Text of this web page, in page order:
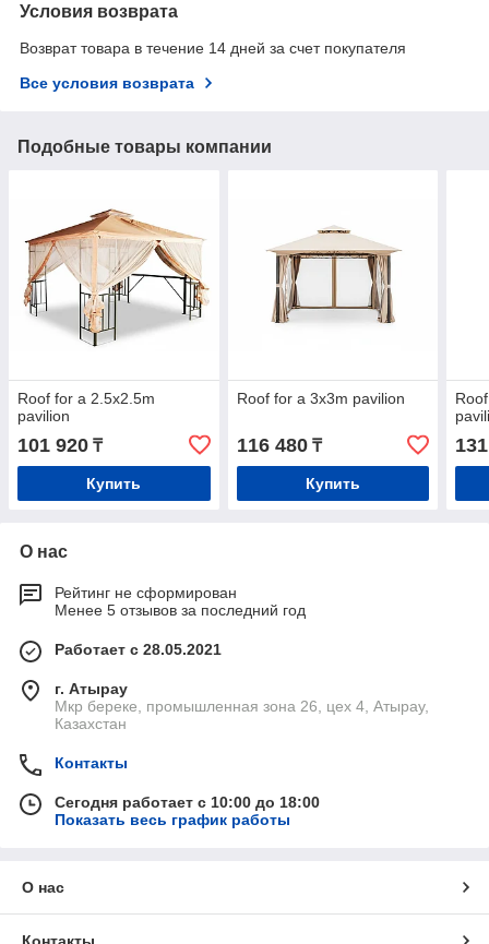
Условия возврата
Возврат товара в течение 14 дней за счет покупателя
Все условия возврата
Подобные товары компании
Roof for a 2.5x2.5m
pavilion
101 920 ₸
Купить
Roof for a 3x3m pavilion
116 480₸
Купить
О нас
Рейтинг не сформирован
Менее 5 отзывов за последний год
Работает с 28.05.2021
г. Атырау
Мкр береке, промышленная зона 26, цех 4, Атырау,
Казахстан
Контакты
Сегодня работает с 10:00 до 18:00
Показать весь график работы
О нас